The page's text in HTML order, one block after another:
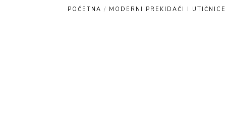
POČETNA / MODERNI PREKIDAČI I UTIČNICE